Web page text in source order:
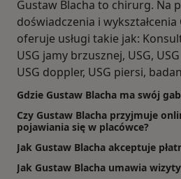
Gustaw Blacha to chirurg. Na
doświadczenia i
oferuje usługi takie jak:
USG jamy brzusznej, USG,
USG doppler, USG piersi,
Gdzie Gustaw Blacha ma swój
Czy Gustaw Blacha przyjmuje
pojawiania się w placówce?
Jak Gustaw Blacha akceptuje
Jak Gustaw Blacha umawia